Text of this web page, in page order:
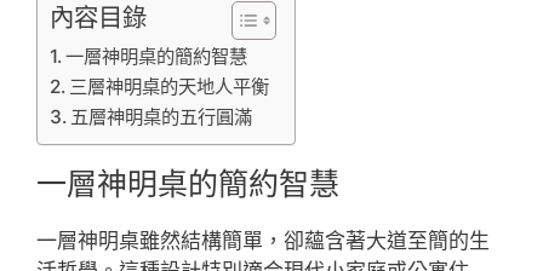
內容目錄
一層神明桌的簡約智慧
三層神明桌的天地人平衡
五層神明桌的五行圓滿
一層神明桌的簡約智慧
一層神明桌雖然結構簡單，卻蘊含著大道至簡的生